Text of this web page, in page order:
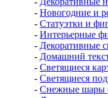
- Новогодние и
- Статуэтки и
- Интерьерные
- Декоративные
- Домашний
- Светящиеся
- Светящиеся
- Снежные шары